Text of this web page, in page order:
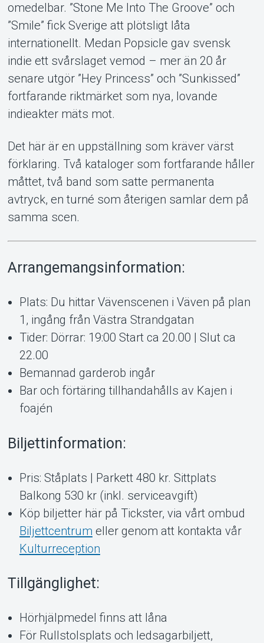
omedelbar. ”Stone Me Into The Groove” och
”Smile” fick Sverige att plötsligt låta
internationellt. Medan Popsicle gav svensk
indie ett svårslaget vemod – mer än 20 år
senare utgör ”Hey Princess” och ”Sunkissed”
fortfarande riktmärket som nya, lovande
indieakter mäts mot.
Det här är en uppställning som kräver värst
förklaring. Två kataloger som fortfarande håller
måttet, två band som satte permanenta
avtryck, en turné som återigen samlar dem på
samma scen.
Arrangemangsinformation:
Plats: Du hittar Vävenscenen i Väven på plan
1, ingång från Västra Strandgatan
Tider: Dörrar: 19:00 Start ca 20.00 | Slut ca
22.00
Bemannad garderob ingår
Bar och förtäring tillhandahålls av Kajen i
foajén
Biljettinformation:
Pris: Ståplats | Parkett 480 kr. Sittplats
Balkong 530 kr (inkl. serviceavgift)
Köp biljetter här på Tickster, via vårt ombud
Biljettcentrum eller genom att kontakta vår
Kulturreception
Tillgänglighet:
Hörhjälpmedel finns att låna
För Rullstolsplats och ledsagarbiljett,